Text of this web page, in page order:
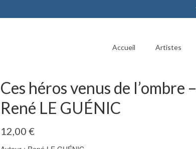
Accueil Artistes
Ces héros venus de l’ombre –
René LE GUÉNIC
12,00 €